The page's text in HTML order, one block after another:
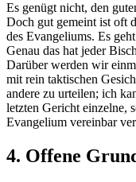
Es genügt nicht, den
Doch gut gemeint ist oft
des Evangeliums. Es
Genau das hat jeder
Darüber werden wir
mit rein taktischen
andere zu urteilen; ich
letzten Gericht einzelne,
Evangelium vereinbar
4. Offene